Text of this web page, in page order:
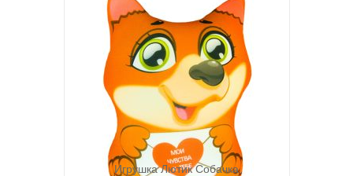
Игрушка Лютик Собачка